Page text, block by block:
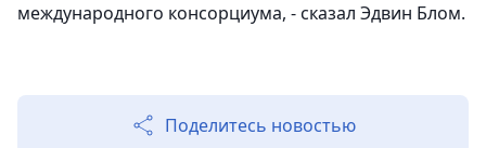
международного консорциума, - сказал Эдвин Блом.
Поделитесь новостью